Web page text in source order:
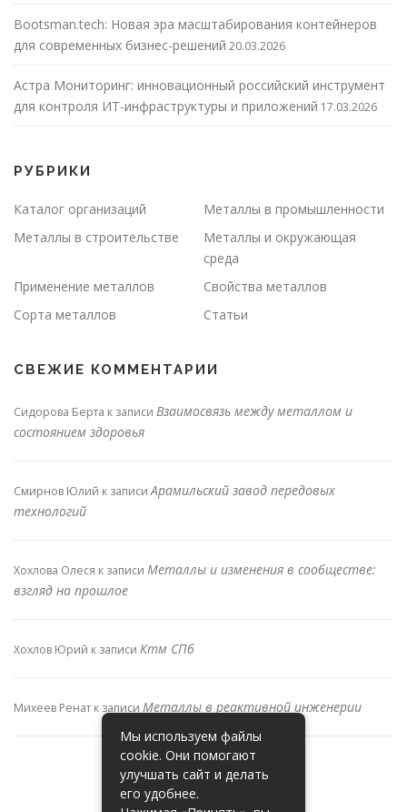
Bootsman.tech: Новая эра масштабирования контейнеров
для современных бизнес-решений 20.03.2026
Астра Мониторинг: инновационный российский инструмент
для контроля ИТ-инфраструктуры и приложений 17.03.2026
РУБРИКИ
Каталог организаций
Металлы в промышленности
Металлы в строительстве
Металлы и окружающая
среда
Применение металлов
Свойства металлов
Сорта металлов
Статьи
СВЕЖИЕ КОММЕНТАРИИ
Сидорова Берта к записи Взаимосвязь между металлом и
состоянием здоровья
Смирнов Юлий к записиАрамильский завод передовых
технологий
Хохлова Олеся к записи Металлы и изменения в сообществе:
взгляд на прошлое
Хохлов Юрий к записи Ктм СПб
Михеев Ренат к записи Металлы в реактивной инженерии
Мы используем файлы
cookie. Они помогают
улучшать сайт и делать
его удобнее.